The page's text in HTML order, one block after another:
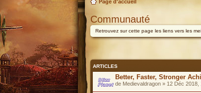
Page d'accueil
Communauté
Retrouvez sur cette page les liens vers les
ARTICLES
Better, Faster, Stronger
de Medievaldragon » 12 Déc 2018,